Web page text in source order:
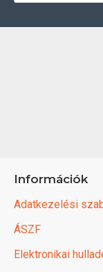
Információk
Adatkezelési
ÁSZF
Elektronikai